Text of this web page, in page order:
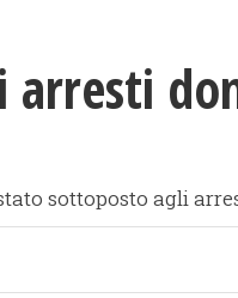
arresti
sottoposto agli